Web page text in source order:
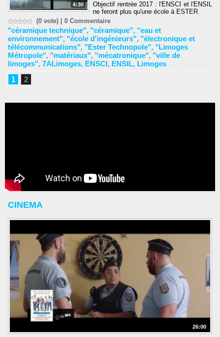
4:30
Objectif rentrée 2017 : l'ENSCI et l'ENSIL
ne feront plus qu'une école à ESTER
(0 vote) | 0 Commentaire
"céramique technique", "céramique", "eau et
environnement", "école d'ingénieurs", "électronique et
télécommunications", "Ester Technopole", "Limoges
Métropole", "matériaux", "mécatronique", "ville de
limoges", 7ALimoges, ENSCI, ENSIL, Limoges
1
2
CINEMA
26:00